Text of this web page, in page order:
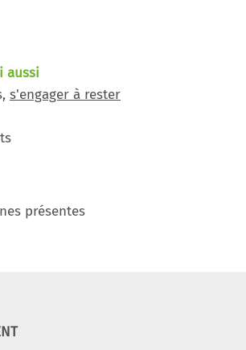
aussi
s'engager à rester
présentes